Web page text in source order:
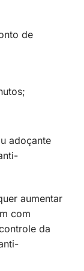
de
adoçante
aumentar
com
da